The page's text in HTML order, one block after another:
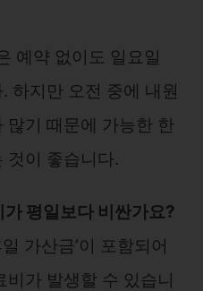
예약 없이도 일요일
하지만 오전 중에 내원
많기 때문에 가능한 한
것이 좋습니다.
평일보다 비싼가요?
가산금’이 포함되어
가 발생할 수 있습니